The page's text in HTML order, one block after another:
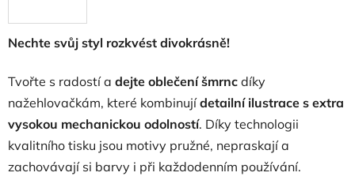
Nechte svůj styl rozkvést divokrásně!
Tvořte s radostí a dejte oblečení šmrnc díky
nažehlovačkám, které kombinujídetailní ilustrace s extra
vysokou mechanickou odolností. Díky technologii
kvalitního tisku jsou motivy pružné, nepraskají a
zachovávají si barvy i při každodenním používání.